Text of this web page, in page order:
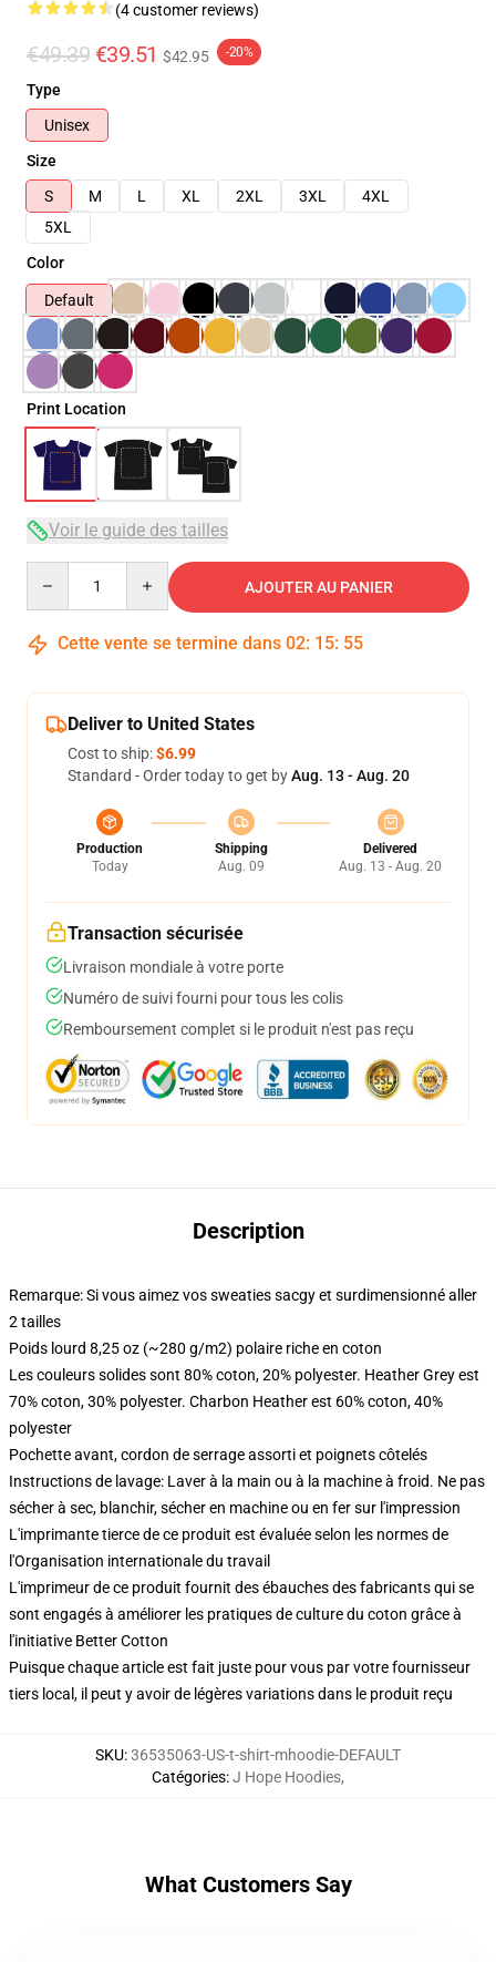
(4 customer reviews)
€49.39 €39.51 $42.95 -20%
Type
Unisex
Size
S
M L XL 2XL 3XL
4XL
5XL
Color
Default
Print Location
Voir le guide des tailles
AJOUTER AU PANIER
Cette vente se termine dans 02: 15: 54
Deliver to United States
Cost to ship:$6.99
Standard - Order today to get byAug. 13 - Aug. 20
Production
Today
Shipping
Aug. 09
Delivered
Aug. 13 - Aug. 20
Transaction sécurisée
Livraison mondiale à votre porte
Numéro de suivi fourni pour tous les colis
Remboursement complet si le produit n'est pas reçu
Description
Remarque: Si vous aimez vos sweaties sacgy et surdimensionné aller
2 tailles
Poids lourd 8,25 oz (~280 g/m2) polaire riche en coton
Les couleurs solides sont 80% coton, 20% polyester. Heather Grey est
70% coton, 30% polyester. Charbon Heather est 60% coton, 40%
polyester
Pochette avant, cordon de serrage assorti et poignets côtelés
Instructions de lavage: Laver à la main ou à la machine à froid. Ne pas
sécher à sec, blanchir, sécher en machine ou en fer sur l'impression
L'imprimante tierce de ce produit est évaluée selon les normes de
l'Organisation internationale du travail
L'imprimeur de ce produit fournit des ébauches des fabricants qui se
sont engagés à améliorer les pratiques de culture du coton grâce à
l'initiative Better Cotton
Puisque chaque article est fait juste pour vous par votre fournisseur
tiers local, il peut y avoir de légères variations dans le produit reçu
SKU:36535063-US-t-shirt-mhoodie-DEFAULT
Catégories:J Hope Hoodies,
What Customers Say